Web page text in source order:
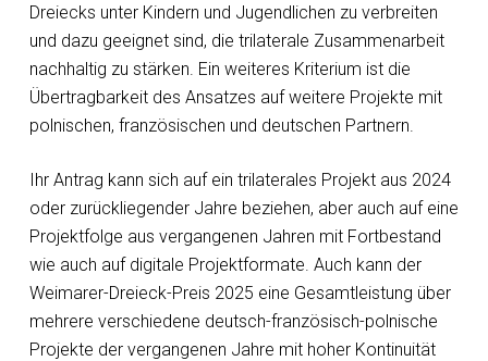
Dreiecks unter Kindern und Jugendlichen zu verbreiten
und dazu geeignet sind, die trilaterale Zusammenarbeit
nachhaltig zu stärken. Ein weiteres Kriterium ist die
Übertragbarkeit des Ansatzes auf weitere Projekte mit
polnischen, französischen und deutschen Partnern.
Ihr Antrag kann sich auf ein trilaterales Projekt aus 2024
oder zurückliegender Jahre beziehen, aber auch auf eine
Projektfolge aus vergangenen Jahren mit Fortbestand
wie auch auf digitale Projektformate. Auch kann der
Weimarer-Dreieck-Preis 2025 eine Gesamtleistung über
mehrere verschiedene deutsch-französisch-polnische
Projekte der vergangenen Jahre mit hoher Kontinuität